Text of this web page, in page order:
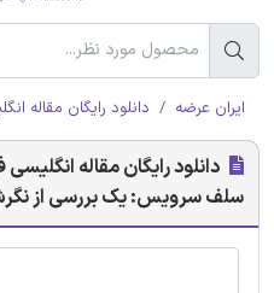
ایران عرضه دانلود رایگان مقاله
دانلود رایگان مقاله
سلف سرویس: یک بررسی از نگرش